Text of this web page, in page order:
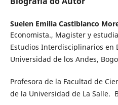
Suelen Emilia Castiblanco
Economista., Magister y
Estudios Interdisciplinarios en
Universidad de los Andes,
Profesora de la Facultad de
de la Universidad de La Salle.